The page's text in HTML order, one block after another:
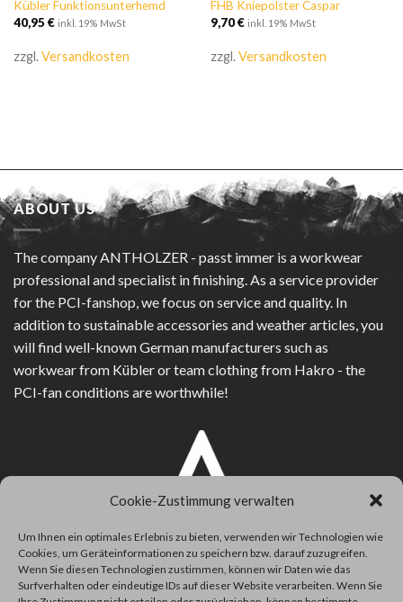
Cookie-Zustimmung verwalten
Um Ihnen ein optimales Erlebnis zu bieten, verwenden wir Technologien wie
Cookies, um Geräteinformationen zu speichern bzw. darauf zuzugreifen.
Wenn Sie diesen Technologien zustimmen, können wir Daten wie das
Surfverhalten oder eindeutige IDs auf dieser Website verarbeiten. Wenn Sie
Kübler Funktionsunterhemd
40,95€ inkl. 19% MwSt
zzgl.Versandkosten
FHB Kniepolster Caspar
9,70€ inkl. 19% MwSt
zzgl.Versandkosten
ABOUT US
The companyANTHOLZER - passt immer is a workwear
professional and specialist in finishing. As a service provider
for the PCI-fanshop, we focus on service and quality. In
addition to sustainable accessories and weather articles, you
will find well-known German manufacturers such as
workwear from Kübler or team clothing from Hakro - the
PCI-fan conditions are worthwhile!